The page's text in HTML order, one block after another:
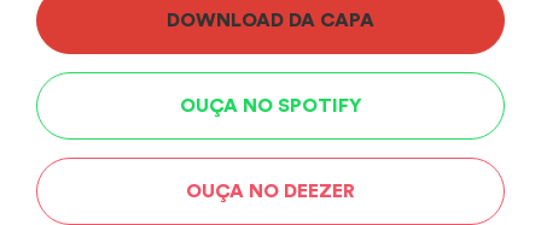
DOWNLOAD DA CAPA
OUÇA NO SPOTIFY
OUÇA NO DEEZER